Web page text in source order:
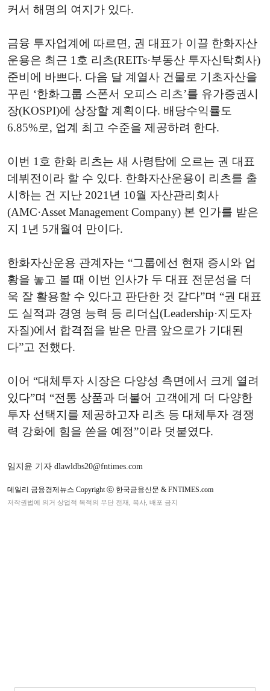
커서 해명의 여지가 있다.
금융 투자업계에 따르면, 권 대표가 이끌 한화자산
운용은 최근 1호 리츠(REITs·부동산 투자신탁회사)
준비에 바쁘다. 다음 달 계열사 건물로 기초자산을
꾸린 ‘한화그룹 스폰서 오피스 리츠’를 유가증권시
장(KOSPI)에 상장할 계획이다. 배당수익률도
6.85%로, 업계 최고 수준을 제공하려 한다.
이번 1호 한화 리츠는 새 사령탑에 오르는 권 대표
데뷔전이라 할 수 있다. 한화자산운용이 리츠를 출
시하는 건 지난 2021년 10월 자산관리회사
(AMC·Asset Management Company) 본 인가를 받은
지 1년 5개월여 만이다.
한화자산운용 관계자는 “그룹에선 현재 증시와 업
황을 놓고 볼 때 이번 인사가 두 대표 전문성을 더
욱 잘 활용할 수 있다고 판단한 것 같다”며 “권 대표
도 실적과 경영 능력 등 리더십(Leadership·지도자
자질)에서 합격점을 받은 만큼 앞으로가 기대된
다”고 전했다.
이어 “대체투자 시장은 다양성 측면에서 크게 열려
있다”며 “전통 상품과 더불어 고객에게 더 다양한
투자 선택지를 제공하고자 리츠 등 대체투자 경쟁
력 강화에 힘을 쏟을 예정”이라 덧붙였다.
임지윤 기자 dlawldbs20@fntimes.com
데일리 금융경제뉴스 Copyright ⓒ 한국금융신문 & FNTIMES.com
저작권법에 의거 상업적 목적의 무단 전재, 복사, 배포 금지